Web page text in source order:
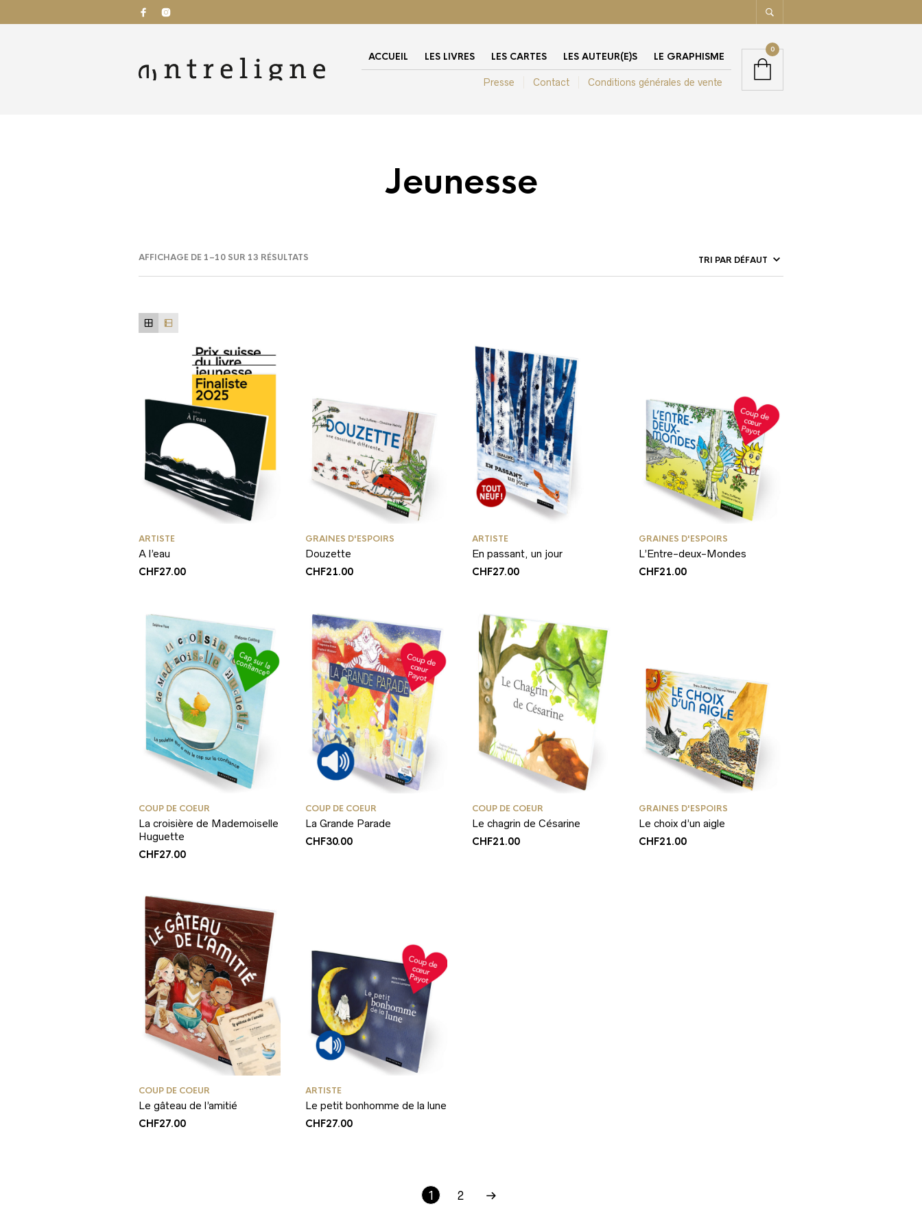
ACCUEIL LES LIVRES LES CARTES LES AUTEUR(E)S LE GRAPHISME
Presse Contact Conditions générales de vente
0
Jeunesse
AFFICHAGE DE 1–10 SUR 13 RÉSULTATS
ARTISTE
A l’eau
CHF27.00
GRAINES D'ESPOIRS
Douzette
CHF21.00
ARTISTE
En passant, un jour
CHF27.00
GRAINES D'ESPOIRS
L’Entre-deux-Mondes
CHF21.00
COUP DE COEUR
La croisière de Mademoiselle
Huguette
CHF27.00
COUP DE COEUR
La Grande Parade
CHF30.00
COUP DE COEUR
Le chagrin de Césarine
CHF21.00
GRAINES D'ESPOIRS
Le choix d’un aigle
CHF21.00
COUP DE COEUR
Le gâteau de l’amitié
CHF27.00
ARTISTE
Le petit bonhomme de la lune
CHF27.00
1 2